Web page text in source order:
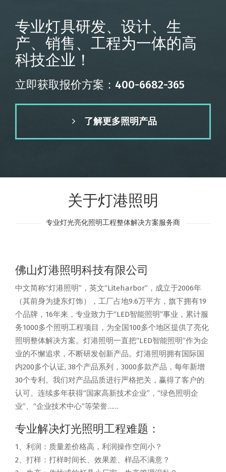
专业灯具研发、设计、生
产、销售、工程为一体的高
科技企业！
立即获取报价方案：400-6682-365
了解更多照明产品
关于灯港照明
专业灯光亮化照明工程整体解决方案服务商
佛山灯港照明科技有限公司
中文简称“灯港照明”，英文“Liteharbor”，成立于2006年
（其前身为捷东灯饰），工厂占地9.6万平方，旗下拥有19
个品牌，16年来，专业致力于“LED智能照明”事业，累计服
务1000多个照明工程项目，为全国100多个地区提供了亮化
照明整体解决方案。灯港照明一直把“LED智能照明”作为企
业的不懈追求，不断研发创新产品。灯港照明拥有国际国
内200多个认证, 38个产品系列，3000多款产品，每年新增
30个专利。我们对产品品质进行严格把关，赢得了客户的
认可。连续多年获得“国家高新技术企业”，“绿色照明企
业”、“企业技术中心”等荣誉……
专业解决灯光照明工程难题：
1、利润：质量差价格高，利润操作空间小？
2、打样：打样时间长、效果差、样品不满意？